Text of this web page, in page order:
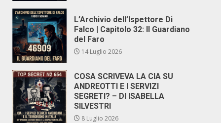
L’Archivio dell’Ispettore Di
Falco | Capitolo 32: Il Guardiano
del Faro
14 Luglio 2026
COSA SCRIVEVA LA CIA SU
ANDREOTTI E I SERVIZI
SEGRETI? – DI ISABELLA
SILVESTRI
8 Luglio 2026